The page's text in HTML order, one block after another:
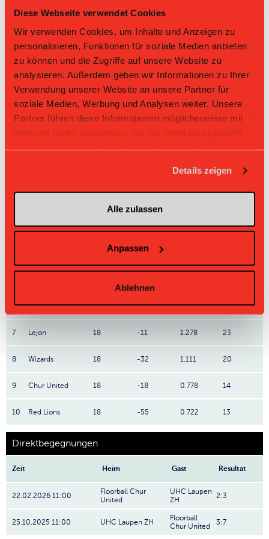
Diese Webseite verwendet Cookies
Wir verwenden Cookies, um Inhalte und Anzeigen zu
personalisieren, Funktionen für soziale Medien anbieten
zu können und die Zugriffe auf unsere Website zu
analysieren. Außerdem geben wir Informationen zu Ihrer
Verwendung unserer Website an unsere Partner für
soziale Medien, Werbung und Analysen weiter. Unsere
Partner führen diese Informationen möglicherweise mit
weiteren Daten zusammen, die Sie ihnen bereitgestellt
Details zeigen
Alle zulassen
Anpassen
Ablehnen
15 Riana Wolf
14 Jessy Vils
Nr: Nummer
Tabelle Juniorinnen U17 A Gruppe 1 2025/26 per
08.08.2026
L-UPL
Men
L-UPL
Women
HNLB DNLB andere
2.333 42
3 UH BEO 18 +26 1.944 35
+8
6 Red Ants 18 -9 1.278 23
7 Lejon 18 -11 1.278 23
8 Wizards 18 -32 1.111 20
9 Chur United 18 -18 0.778 14
10 Red Lions 18 -55 0.722 13
Direktbegegnungen
Zeit Heim Gast Resultat
22.02.2026 11:00
Floorball Chur
United
UHC Laupen
ZH
2:3
25.10.2025 11:00 UHC Laupen ZH
Floorball
Chur United
3:7